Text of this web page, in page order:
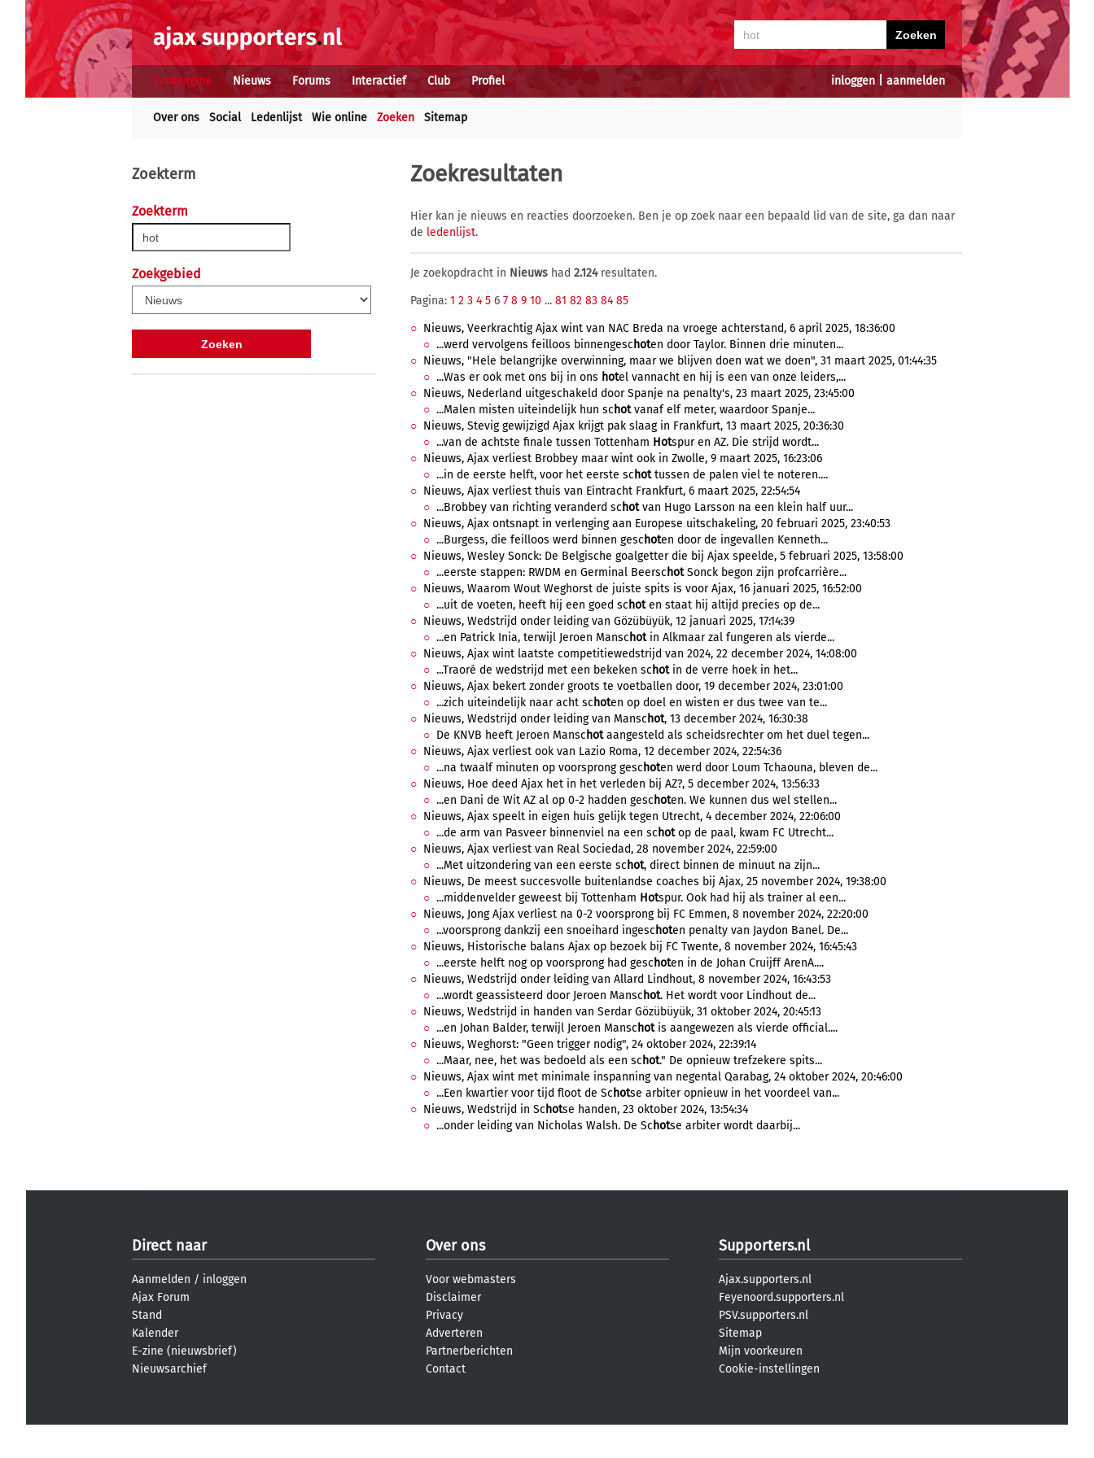
inloggen aanmelden
Voorpagina Nieuws Forums Interactief Club Profiel
Over ons Social Ledenlijst Wie online Zoeken Sitemap
Zoekterm
Zoekterm
Zoekgebied
Zoekresultaten
Hier kan je nieuws en reacties doorzoeken. Ben je op zoek naar een bepaald lid van de site, ga dan naar
de ledenlijst.
Je zoekopdracht in Nieuws had 2.124resultaten.
Pagina: 1 2 3 4 5 6 7 8 9 10 ... 81 82 83 84 85
Nieuws, Veerkrachtig Ajax wint van NAC Breda na vroege achterstand, 6 april 2025, 18:36:00
...werd vervolgens feilloos binnengesc hoten door Taylor. Binnen drie minuten...
Nieuws, "Hele belangrijke overwinning, maar we blijven doen wat we doen", 31 maart 2025, 01:44:35
...Was er ook met ons bij in ons hotel vannacht en hij is een van onze leiders,...
Nieuws, Nederland uitgeschakeld door Spanje na penalty's, 23 maart 2025, 23:45:00
...Malen misten uiteindelijk hun sc hotvanaf elf meter, waardoor Spanje...
Nieuws, Stevig gewijzigd Ajax krijgt pak slaag in Frankfurt, 13 maart 2025, 20:36:30
...van de achtste finale tussen Tottenham Hotspur en AZ. Die strijd wordt...
Nieuws, Ajax verliest Brobbey maar wint ook in Zwolle, 9 maart 2025, 16:23:06
...in de eerste helft, voor het eerste sc hottussen de palen viel te noteren....
Nieuws, Ajax verliest thuis van Eintracht Frankfurt, 6 maart 2025, 22:54:54
...Brobbey van richting veranderd sc hotvan Hugo Larsson na een klein half uur...
Nieuws, Ajax ontsnapt in verlenging aan Europese uitschakeling, 20 februari 2025, 23:40:53
...Burgess, die feilloos werd binnen gesc hoten door de ingevallen Kenneth...
Nieuws, Wesley Sonck: De Belgische goalgetter die bij Ajax speelde, 5 februari 2025, 13:58:00
...eerste stappen: RWDM en Germinal Beersc hotSonck begon zijn profcarrière...
Nieuws, Waarom Wout Weghorst de juiste spits is voor Ajax, 16 januari 2025, 16:52:00
...uit de voeten, heeft hij een goed sc hoten staat hij altijd precies op de...
Nieuws, Wedstrijd onder leiding van Gözübüyük, 12 januari 2025, 17:14:39
...en Patrick Inia, terwijl Jeroen Mansc hotin Alkmaar zal fungeren als vierde...
Nieuws, Ajax wint laatste competitiewedstrijd van 2024, 22 december 2024, 14:08:00
...Traoré de wedstrijd met een bekeken sc hotin de verre hoek in het...
Nieuws, Ajax bekert zonder groots te voetballen door, 19 december 2024, 23:01:00
...zich uiteindelijk naar acht sc hoten op doel en wisten er dus twee van te...
Nieuws, Wedstrijd onder leiding van Mansc hot, 13 december 2024, 16:30:38
De KNVB heeft Jeroen Mansc hotaangesteld als scheidsrechter om het duel tegen...
Nieuws, Ajax verliest ook van Lazio Roma, 12 december 2024, 22:54:36
...na twaalf minuten op voorsprong gesc hoten werd door Loum Tchaouna, bleven de...
Nieuws, Hoe deed Ajax het in het verleden bij AZ?, 5 december 2024, 13:56:33
...en Dani de Wit AZ al op 0-2 hadden gesc hoten. We kunnen dus wel stellen...
Nieuws, Ajax speelt in eigen huis gelijk tegen Utrecht, 4 december 2024, 22:06:00
...de arm van Pasveer binnenviel na een sc hotop de paal, kwam FC Utrecht...
Nieuws, Ajax verliest van Real Sociedad, 28 november 2024, 22:59:00
...Met uitzondering van een eerste sc hot, direct binnen de minuut na zijn...
Nieuws, De meest succesvolle buitenlandse coaches bij Ajax, 25 november 2024, 19:38:00
...middenvelder geweest bij Tottenham Hotspur. Ook had hij als trainer al een...
Nieuws, Jong Ajax verliest na 0-2 voorsprong bij FC Emmen, 8 november 2024, 22:20:00
...voorsprong dankzij een snoeihard ingesc hoten penalty van Jaydon Banel. De...
Nieuws, Historische balans Ajax op bezoek bij FC Twente, 8 november 2024, 16:45:43
...eerste helft nog op voorsprong had gesc hoten in de Johan Cruijff ArenA....
Nieuws, Wedstrijd onder leiding van Allard Lindhout, 8 november 2024, 16:43:53
...wordt geassisteerd door Jeroen Mansc hot. Het wordt voor Lindhout de...
Nieuws, Wedstrijd in handen van Serdar Gözübüyük, 31 oktober 2024, 20:45:13
...en Johan Balder, terwijl Jeroen Mansc hotis aangewezen als vierde official....
Nieuws, Weghorst: "Geen trigger nodig", 24 oktober 2024, 22:39:14
...Maar, nee, het was bedoeld als een sc hot." De opnieuw trefzekere spits...
Nieuws, Ajax wint met minimale inspanning van negental Qarabag, 24 oktober 2024, 20:46:00
...Een kwartier voor tijd floot de Sc hotse arbiter opnieuw in het voordeel van...
Nieuws, Wedstrijd in Sc hotse handen, 23 oktober 2024, 13:54:34
...onder leiding van Nicholas Walsh. De Sc hotse arbiter wordt daarbij...
Direct naar
Aanmelden / inloggen
Ajax Forum
Stand
Kalender
E-zine (nieuwsbrief)
Nieuwsarchief
Over ons
Voor webmasters
Disclaimer
Privacy
Adverteren
Partnerberichten
Contact
Supporters.nl
Ajax.supporters.nl
Feyenoord.supporters.nl
PSV.supporters.nl
Sitemap
Mijn voorkeuren
Cookie-instellingen